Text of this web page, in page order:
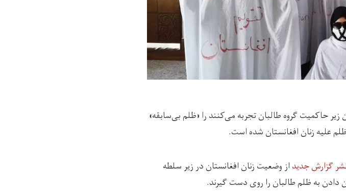
حاکمیت گروه طالبان تجربه می‌کنند را «ظلم بی‌سابقه»
علیه زنان افغانستان شده است.
گزارش جدیداز وضعیت زنان افغانستان در زیر سلطه
دادن به ظلم طالبان را روی دست گیرند.